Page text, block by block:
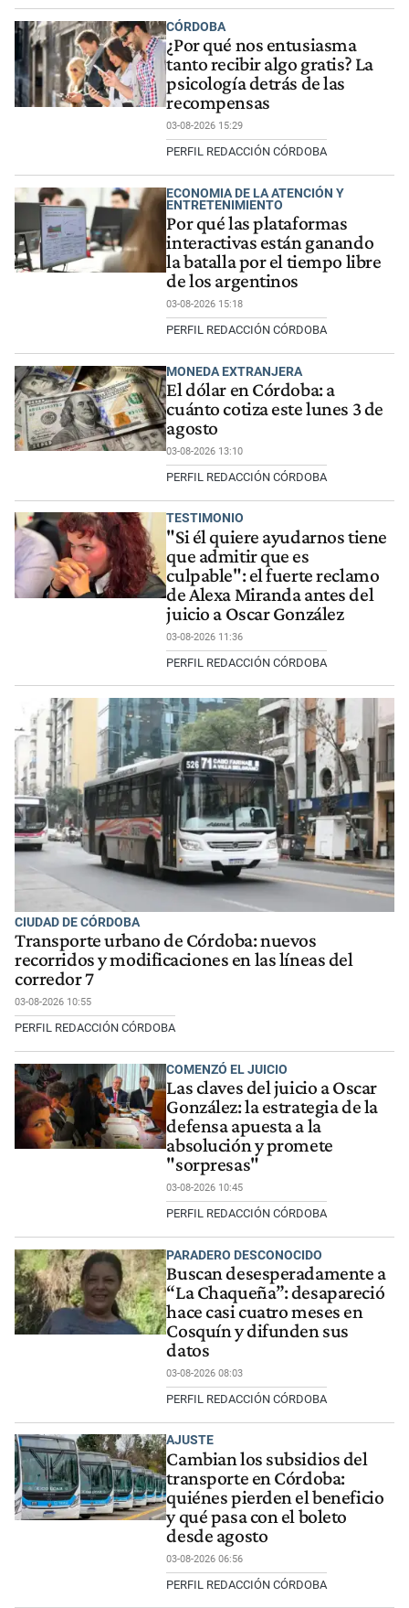
CÓRDOBA
¿Por qué nos entusiasma
tanto recibir algo gratis? La
psicología detrás de las
recompensas
03-08-2026 15:29
PERFIL REDACCIÓN CÓRDOBA
ECONOMIA DE LA ATENCIÓN Y
ENTRETENIMIENTO
Por qué las plataformas
interactivas están ganando
la batalla por el tiempo libre
de los argentinos
03-08-2026 15:18
PERFIL REDACCIÓN CÓRDOBA
MONEDA EXTRANJERA
El dólar en Córdoba: a
cuánto cotiza este lunes 3 de
agosto
03-08-2026 13:10
PERFIL REDACCIÓN CÓRDOBA
TESTIMONIO
"Si él quiere ayudarnos tiene
que admitir que es
culpable": el fuerte reclamo
de Alexa Miranda antes del
juicio a Oscar González
03-08-2026 11:36
PERFIL REDACCIÓN CÓRDOBA
CIUDAD DE CÓRDOBA
Transporte urbano de Córdoba: nuevos
recorridos y modificaciones en las líneas del
corredor 7
03-08-2026 10:55
PERFIL REDACCIÓN CÓRDOBA
COMENZÓ EL JUICIO
Las claves del juicio a Oscar
González: la estrategia de la
defensa apuesta a la
absolución y promete
"sorpresas"
03-08-2026 10:45
PERFIL REDACCIÓN CÓRDOBA
PARADERO DESCONOCIDO
Buscan desesperadamente a
“La Chaqueña”: desapareció
hace casi cuatro meses en
Cosquín y difunden sus
datos
03-08-2026 08:03
PERFIL REDACCIÓN CÓRDOBA
AJUSTE
Cambian los subsidios del
transporte en Córdoba:
quiénes pierden el beneficio
y qué pasa con el boleto
desde agosto
03-08-2026 06:56
PERFIL REDACCIÓN CÓRDOBA